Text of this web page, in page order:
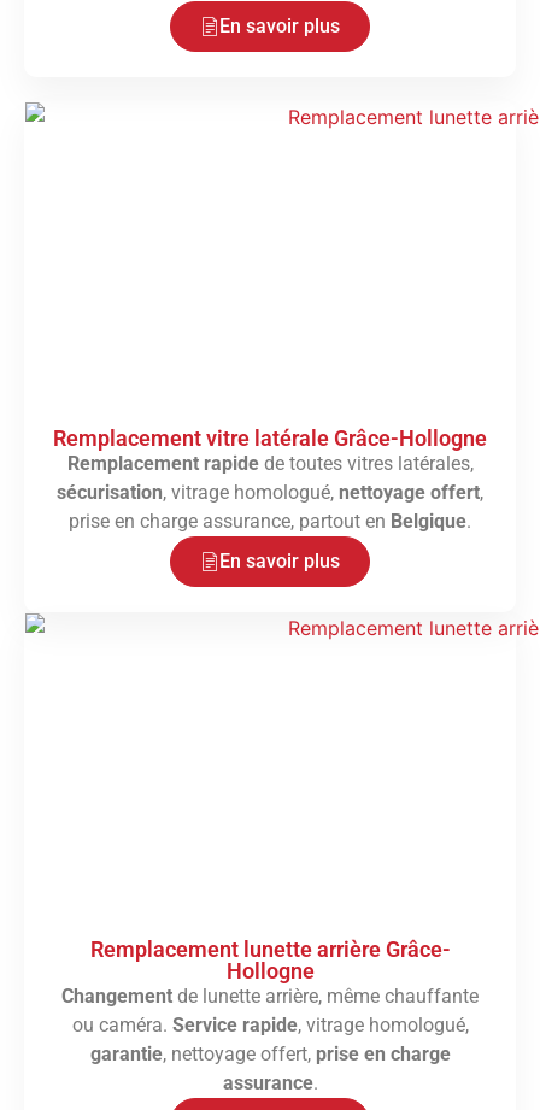
En savoir plus
Remplacement vitre latérale Grâce-Hollogne
Remplacement rapidede toutes vitres latérales,
sécurisation, vitrage homologué, nettoyage offert,
prise en charge assurance, partout en Belgique.
En savoir plus
Remplacement lunette arrière Grâce-
Hollogne
Changement de lunette arrière, même chauffante
ou caméra. Service rapide, vitrage homologué,
garantie, nettoyage offert, prise en charge
assurance.